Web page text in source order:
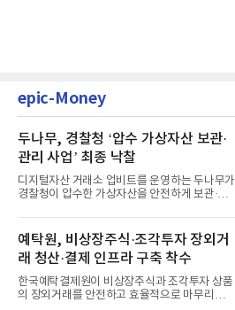
epic-Money
두나무, 경찰청 ‘압수 가상자산 보관·
관리 사업’ 최종 낙찰
디지털자산 거래소 업비트를 운영하는 두나무가
경찰청이 압수한 가상자산을 안전하게 보관·관
예탁원, 비상장주식·조각투자 장외거
래 청산·결제 인프라 구축 착수
한국예탁결제원이 비상장주식과 조각투자 상품
의 장외거래를 안전하고 효율적으로 마무리하기